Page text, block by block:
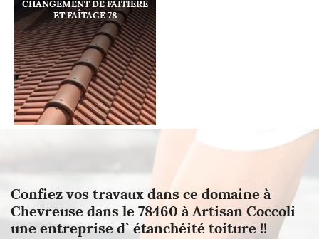
CHANGEMENT DE FAÎTIÈRE
ET FAÎTAGE 78
Confiez vos travaux dans ce domaine à
Chevreuse dans le 78460 à Artisan Coccoli
une entreprise d` étanchéité toiture !!